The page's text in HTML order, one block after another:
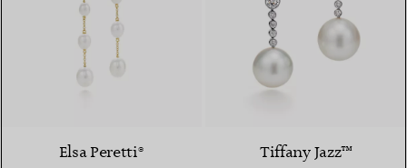
Elsa Peretti® Tiffany Jazz™